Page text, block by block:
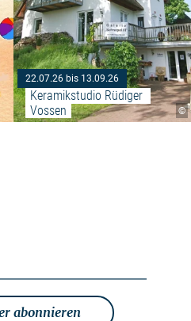
©
22.07.26 bis 13.09.26
Keramikstudio Rüdiger
Vossen
abonnieren